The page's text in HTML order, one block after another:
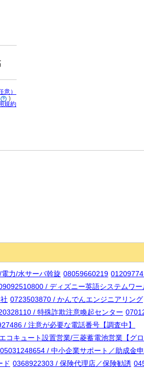
)
意）
規約
力/水サーバ斡旋 08059660219
/ ディズニー英語システムワ
0723503870 / かんでんエンジニアリング
/ 特殊詐欺注意喚起センター
/ 注意が必要な電話番号【調査中】
コキュート設置営業/三菱蓄電池営業【グロ
05031248654 / 中小企業サポート／助成金
ド 0368922303 / 保険代理店／保険勧誘